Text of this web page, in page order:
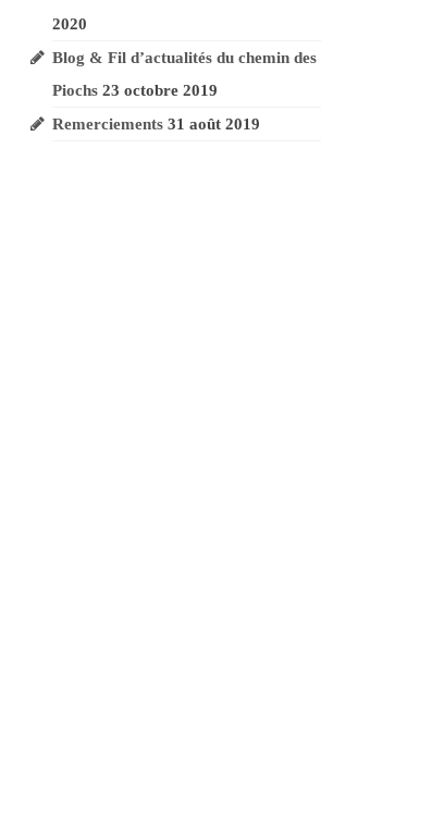
2020
Blog & Fil d’actualités du chemin des
Piochs 23 octobre 2019
Remerciements 31 août 2019